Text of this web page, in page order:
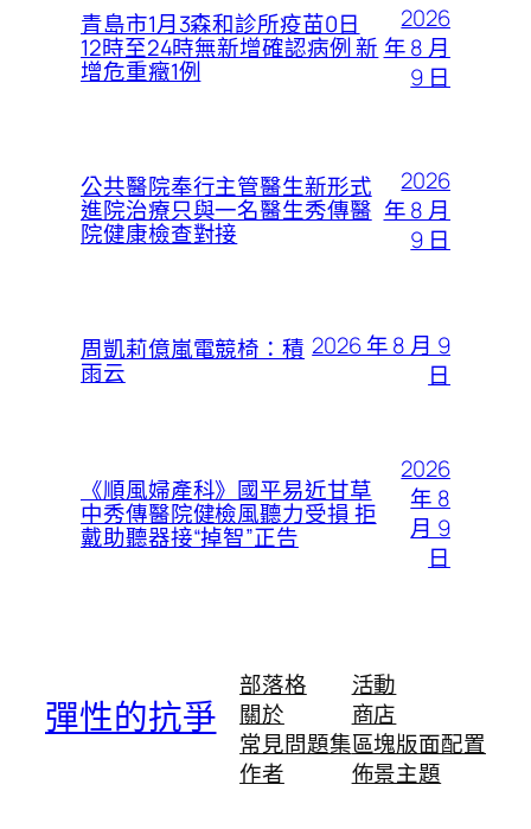
青島市1月3森和診所疫苗0日
12時至24時無新增確認病例 新
增危重癥1例
2026
年 8 月
9 日
公共醫院奉行主管醫生新形式
進院治療只與一名醫生秀傳醫
院健康檢查對接
2026
年 8 月
9 日
周凱莉億嵐電競椅：積
雨云
2026 年 8 月 9
日
《順風婦產科》國平易近甘草
中秀傳醫院健檢風聽力受損 拒
戴助聽器接“掉智”正告
2026
年 8
月 9
日
彈性的抗爭
部落格
關於
常見問題集
作者
活動
商店
區塊版面配置
佈景主題